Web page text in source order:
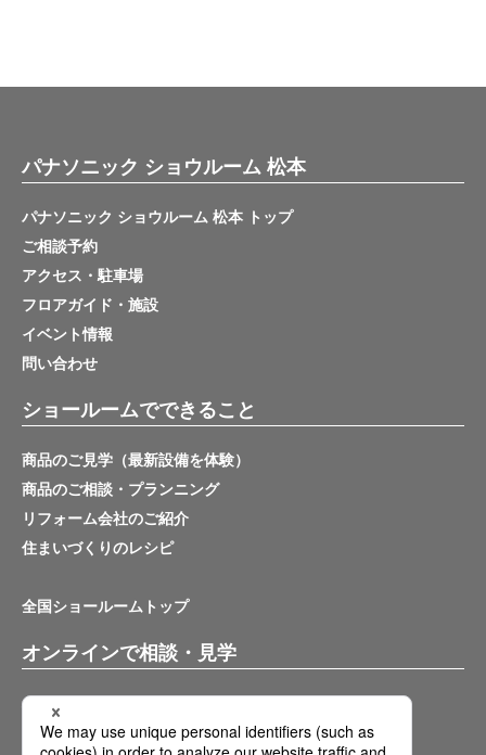
パナソニック ショウルーム 松本
パナソニック ショウルーム 松本 トップ
ご相談予約
アクセス・駐車場
フロアガイド・施設
イベント情報
問い合わせ
ショールームでできること
商品のご見学（最新設備を体験）
商品のご相談・プランニング
リフォーム会社のご紹介
住まいづくりのレシピ
全国ショールームトップ
オンラインで相談・見学
バーチャルショールーム
オンライン相談サービス